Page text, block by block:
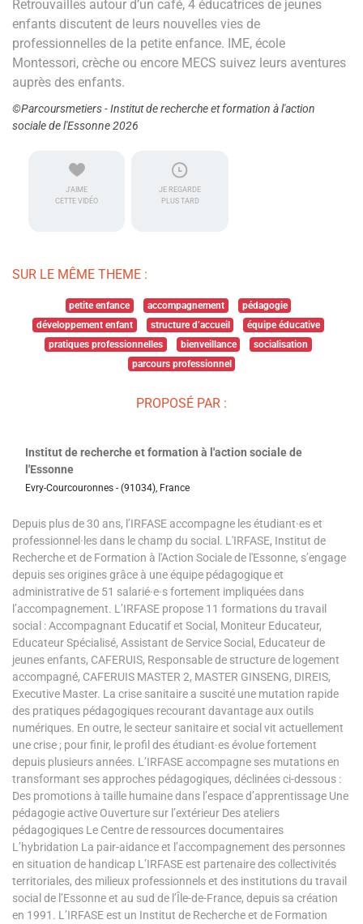
Retrouvailles autour d’un café, 4 éducatrices de jeunes
enfants discutent de leurs nouvelles vies de
professionnelles de la petite enfance. IME, école
Montessori, crèche ou encore MECS suivez leurs aventures
auprès des enfants.
©Parcoursmetiers - Institut de recherche et formation à l'action
sociale de l'Essonne 2026
J'AIME
CETTE VIDÉO
JE REGARDE
PLUS TARD
SUR LE MÊME THEME :
petite enfance accompagnement
pédagogie
développement enfant
structure d’accueil
équipe éducative
pratiques professionnelles
bienveillance
socialisation
parcours professionnel
PROPOSÉ PAR :
Institut de recherche et formation à l'action sociale de
l'Essonne
Evry-Courcouronnes - (91034), France
Depuis plus de 30 ans, l’IRFASE accompagne les étudiant·es et
professionnel·les dans le champ du social. L'IRFASE, Institut de
Recherche et de Formation à l'Action Sociale de l'Essonne, s’engage
depuis ses origines grâce à une équipe pédagogique et
administrative de 51 salarié·e·s fortement impliquées dans
l’accompagnement. L’IRFASE propose 11 formations du travail
social : Accompagnant Educatif et Social, Moniteur Educateur,
Educateur Spécialisé, Assistant de Service Social, Educateur de
jeunes enfants, CAFERUIS, Responsable de structure de logement
accompagné, CAFERUIS MASTER 2, MASTER GINSENG, DIREIS,
Executive Master. La crise sanitaire a suscité une mutation rapide
des pratiques pédagogiques recourant davantage aux outils
numériques. En outre, le secteur sanitaire et social vit actuellement
une crise ; pour finir, le profil des étudiant·es évolue fortement
depuis plusieurs années. L’IRFASE accompagne ses mutations en
transformant ses approches pédagogiques, déclinées ci-dessous :
Des promotions à taille humaine dans l’espace d’apprentissage Une
pédagogie active Ouverture sur l’extérieur Des ateliers
pédagogiques Le Centre de ressources documentaires
L’hybridation La pair-aidance et l’accompagnement des personnes
en situation de handicap L’IRFASE est partenaire des collectivités
territoriales, des milieux professionnels et des institutions du travail
social de l’Essonne et au sud de l’Île-de-France, depuis sa création
en 1991. L’IRFASE est un Institut de Recherche et de Formation